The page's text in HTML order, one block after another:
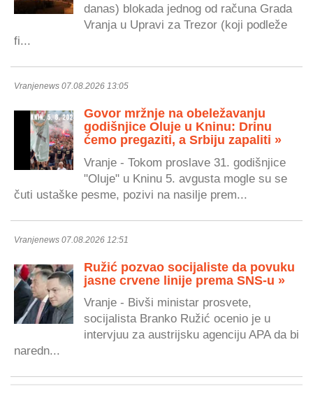
danas) blokada jednog od računa Grada
Vranja u Upravi za Trezor (koji podleže
fi...
Vranjenews 07.08.2026 13:05
Govor mržnje na obeležavanju
godišnjice Oluje u Kninu: Drinu
ćemo pregaziti, a Srbiju zapaliti »
Vranje - Tokom proslave 31. godišnjice
"Oluje" u Kninu 5. avgusta mogle su se
čuti ustaške pesme, pozivi na nasilje prem...
Vranjenews 07.08.2026 12:51
Ružić pozvao socijaliste da povuku
jasne crvene linije prema SNS-u »
Vranje - Bivši ministar prosvete,
socijalista Branko Ružić ocenio je u
intervjuu za austrijsku agenciju APA da bi
naredn...